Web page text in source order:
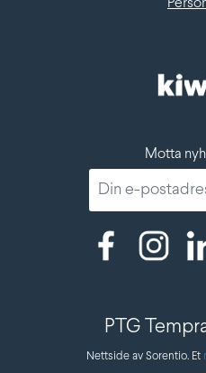
Motta
PTG
Nettside av Sorentio. Et